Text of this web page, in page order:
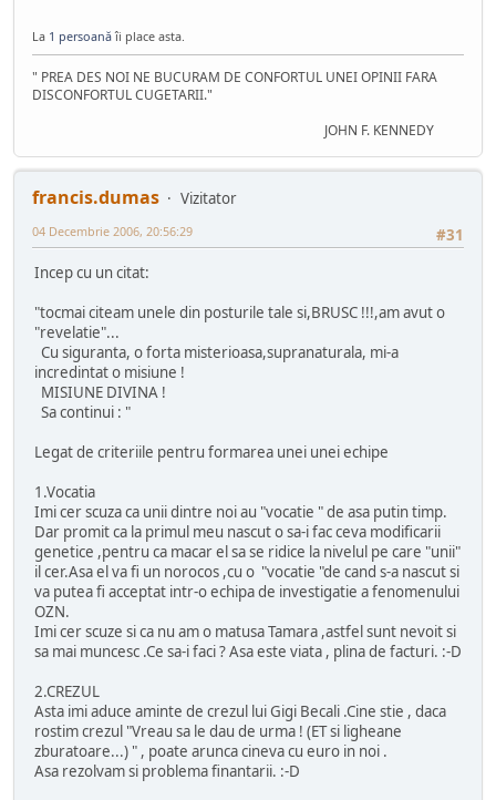
La 1 persoanăîi place asta.
" PREA DES NOI NE BUCURAM DE CONFORTUL UNEI OPINII FARA
DISCONFORTUL CUGETARII."
JOHN F. KENNEDY
francis.dumas
Vizitator
#31
04 Decembrie 2006, 20:56:29
Incep cu un citat:
"tocmai citeam unele din posturile tale si,BRUSC !!!,am avut o
"revelatie"...
Cu siguranta, o forta misterioasa,supranaturala, mi-a
incredintat o misiune !
MISIUNE DIVINA !
Sa continui : "
Legat de criteriile pentru formarea unei unei echipe
1.Vocatia
Imi cer scuza ca unii dintre noi au "vocatie " de asa putin timp.
Dar promit ca la primul meu nascut o sa-i fac ceva modificarii
genetice ,pentru ca macar el sa se ridice la nivelul pe care "unii"
il cer.Asa el va fi un norocos ,cu o "vocatie "de cand s-a nascut si
va putea fi acceptat intr-o echipa de investigatie a fenomenului
OZN.
Imi cer scuze si ca nu am o matusa Tamara ,astfel sunt nevoit si
sa mai muncesc .Ce sa-i faci ? Asa este viata , plina de facturi. :-D
2.CREZUL
Asta imi aduce aminte de crezul lui Gigi Becali .Cine stie , daca
rostim crezul "Vreau sa le dau de urma ! (ET si ligheane
zburatoare...) " , poate arunca cineva cu euro in noi .
Asa rezolvam si problema finantarii. :-D